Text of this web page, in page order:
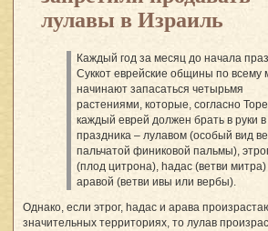
лулавы в Израиль
Каждый год за месяц до начала
Суккот еврейские общины по всему
начинают запасаться четырьмя
растениями, которые, согласно
каждый еврей должен брать в руки
праздника – лулавом (особый вид
пальчатой финиковой пальмы),
(плод цитрона), hадас (ветви
аравой (ветви ивы или вербы).
Однако, если этрог, hадас и арава
значительных территориях, то лулав